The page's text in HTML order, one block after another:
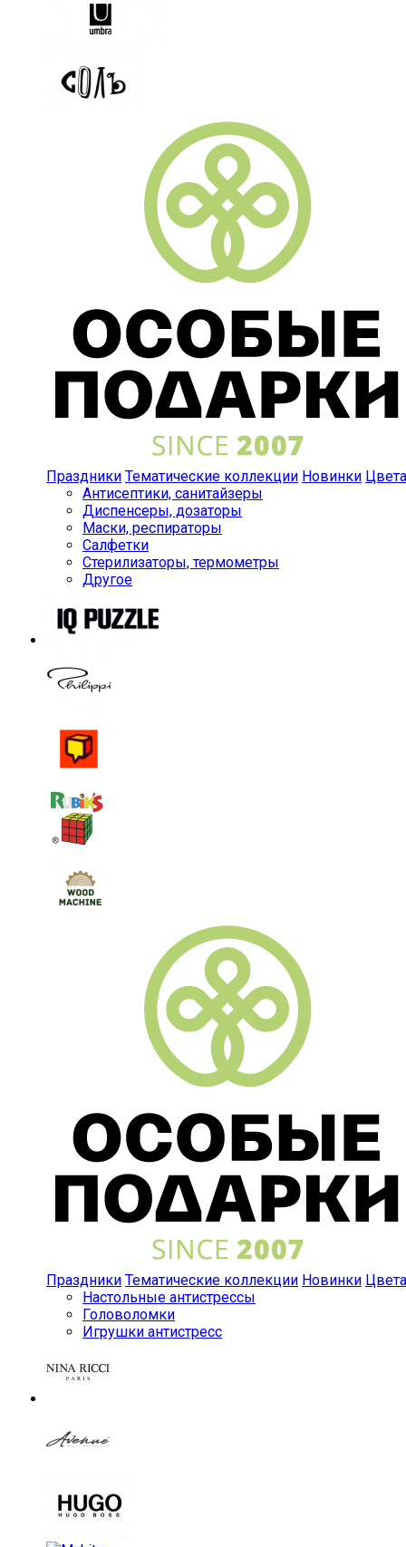
Праздники Тематические коллекции Новинки Цвета
Антисептики, санитайзеры
Диспенсеры, дозаторы
Маски, респираторы
Салфетки
Стерилизаторы, термометры
Другое
Праздники Тематические коллекции Новинки Цвета
Настольные антистрессы
Головоломки
Игрушки антистресс